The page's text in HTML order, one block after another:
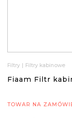
Filtry | Filtry kabinowe
Fiaam Filtr
TOWAR NA